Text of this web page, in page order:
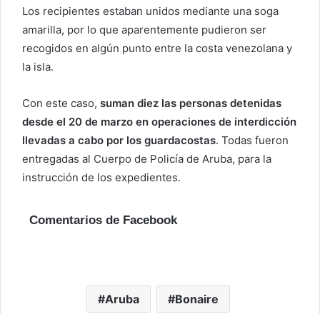
Los recipientes estaban unidos mediante una soga
amarilla, por lo que aparentemente pudieron ser
recogidos en algún punto entre la costa venezolana y
la isla.
Con este caso, suman diez las personas detenidas
desde el 20 de marzo en operaciones de interdicción
llevadas a cabo por los guardacostas. Todas fueron
entregadas al Cuerpo de Policía de Aruba, para la
instrucción de los expedientes.
Comentarios de Facebook
Aruba Bonaire